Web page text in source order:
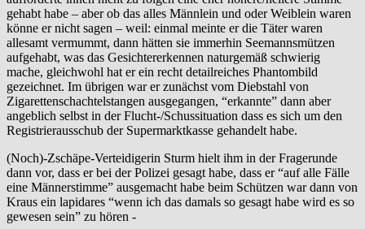
gehabt habe – aber ob das alles Männlein und oder Weiblein waren
könne er nicht sagen – weil: einmal meinte er die Täter waren
allesamt vermummt, dann hätten sie immerhin Seemannsmützen
aufgehabt, was das Gesichtererkennen naturgemäß schwierig
mache, gleichwohl hat er ein recht detailreiches Phantombild
gezeichnet. Im übrigen war er zunächst vom Diebstahl von
Zigarettenschachtelstangen ausgegangen, “erkannte” dann aber
angeblich selbst in der Flucht-/Schussituation dass es sich um den
Registrierausschub der Supermarktkasse gehandelt habe.
(Noch)-Zschäpe-Verteidigerin Sturm hielt ihm in der Fragerunde
dann vor, dass er bei der Polizei gesagt habe, dass er “auf alle Fälle
eine Männerstimme” ausgemacht habe beim Schützen war dann von
Kraus ein lapidares “wenn ich das damals so gesagt habe wird es so
gewesen sein” zu hören -